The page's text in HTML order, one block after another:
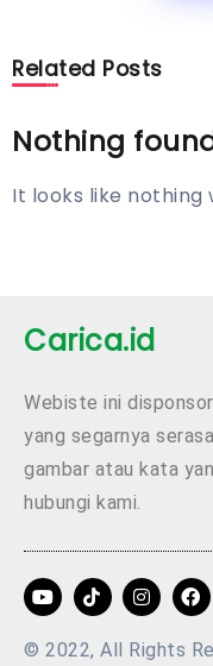
Related Posts
Nothing
It looks like nothing
Carica.id
Webiste ini
yang segarnya
gambar atau kata
hubungi kami.
© 2022, All Rights